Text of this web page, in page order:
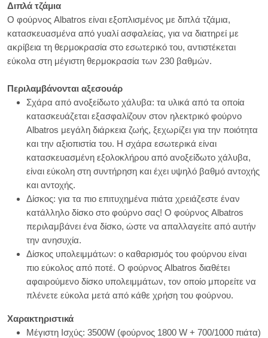
Διπλά τζάμια
Ο φούρνος Albatros είναι εξοπλισμένος με διπλά τζάμια,
κατασκευασμένα από γυαλί ασφαλείας, για να διατηρεί με
ακρίβεια τη θερμοκρασία στο εσωτερικό του, αντιστέκεται
εύκολα στη μέγιστη θερμοκρασία των 230 βαθμών.
Περιλαμβάνονται αξεσουάρ
Σχάρα από ανοξείδωτο χάλυβα: τα υλικά από τα οποία
κατασκευάζεται εξασφαλίζουν στον ηλεκτρικό φούρνο
Albatros μεγάλη διάρκεια ζωής, ξεχωρίζει για την ποιότητα
και την αξιοπιστία του. Η σχάρα εσωτερικά είναι
κατασκευασμένη εξολοκλήρου από ανοξείδωτο χάλυβα,
είναι εύκολη στη συντήρηση και έχει υψηλό βαθμό αντοχής
και αντοχής.
Δίσκος: για τα πιο επιτυχημένα πιάτα χρειάζεστε έναν
κατάλληλο δίσκο στο φούρνο σας! Ο φούρνος Albatros
περιλαμβάνει ένα δίσκο, ώστε να απαλλαγείτε από αυτήν
την ανησυχία.
Δίσκος υπολειμμάτων: ο καθαρισμός του φούρνου είναι
πιο εύκολος από ποτέ. Ο φούρνος Albatros διαθέτει
αφαιρούμενο δίσκο υπολειμμάτων, τον οποίο μπορείτε να
πλένετε εύκολα μετά από κάθε χρήση του φούρνου.
Xαρακτηριστικά
Μέγιστη Ισχύς: 3500W (φούρνος 1800 W + 700/1000 πιάτα)